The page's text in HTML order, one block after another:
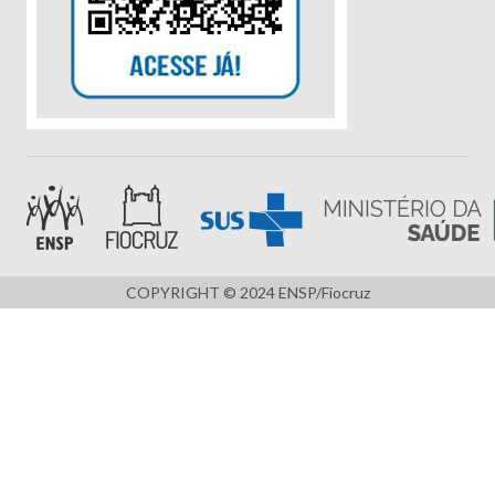
COPYRIGHT © 2024 ENSP/Fiocruz